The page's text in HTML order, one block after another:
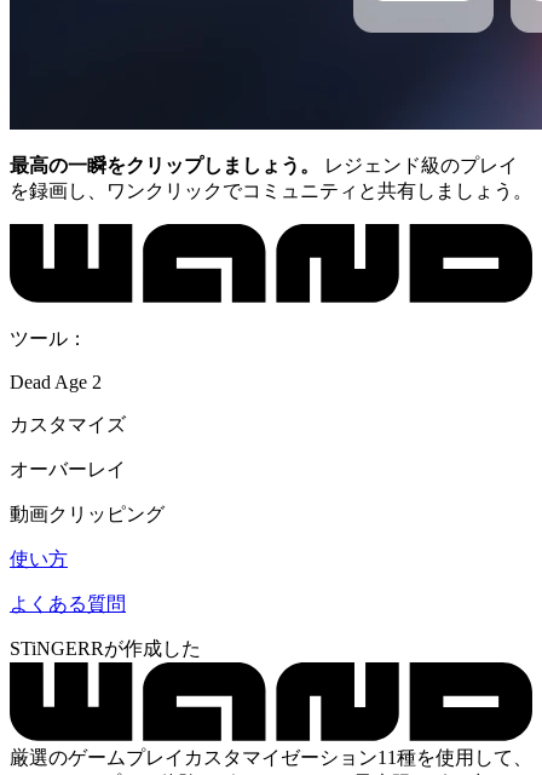
最高の一瞬をクリップしましょう。
レジェンド級のプレイ
を録画し、ワンクリックでコミュニティと共有しましょう。
ツール：
Dead Age 2
カスタマイズ
オーバーレイ
動画クリッピング
使い方
よくある質問
STiNGERRが作成した
厳選のゲームプレイカスタマイゼーション11種を使用して、